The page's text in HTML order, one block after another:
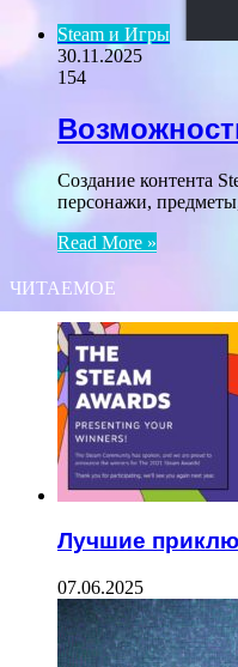
Steam и Игры
30.11.2025
154
Создание контента
персонажи,
Read More »
ЧИТАЕМОЕ
Лучшие
07.06.2025